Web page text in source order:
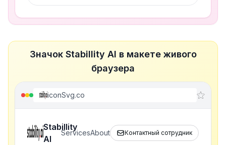
Значок Stabillity AI в макете живого
браузера
iconSvg.co
Stabillity
AI
ServicesAbout Контактный сотрудник